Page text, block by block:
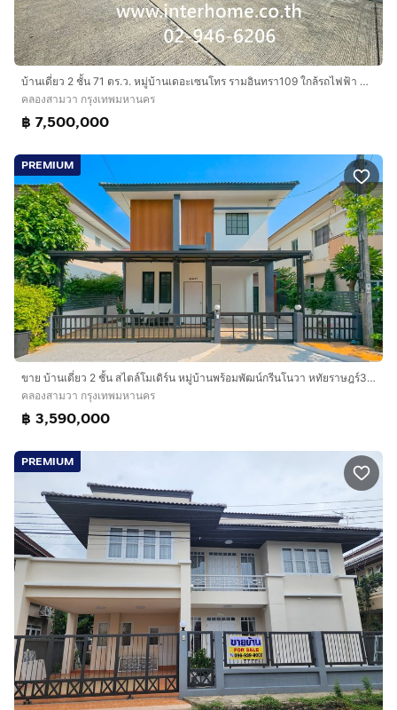
บ้านเดี่ยว 2 ชั้น 71 ตร.ว. หมู่บ้านเดอะเซนโทร รามอินทรา109 ใกล้รถไฟฟ้า MRT บางชัน ซอยพระยาสุเรนทร์21 ถนนรามอินทรา109 ถนนพระยาสุเรนทร์
คลองสามวา กรุงเทพมหานคร
฿ 7,500,000
PREMIUM
ขาย บ้านเดี่ยว 2 ชั้น สไตล์โมเดิร์น หมู่บ้านพร้อมพัฒน์กรีนโนวา หทัยราษฎร์39 4 ห้องนอน 2 ห้องน้ำ พื้นที่ 35 ตร.วา รีโนเวททั้งหลัง
คลองสามวา กรุงเทพมหานคร
฿ 3,590,000
PREMIUM